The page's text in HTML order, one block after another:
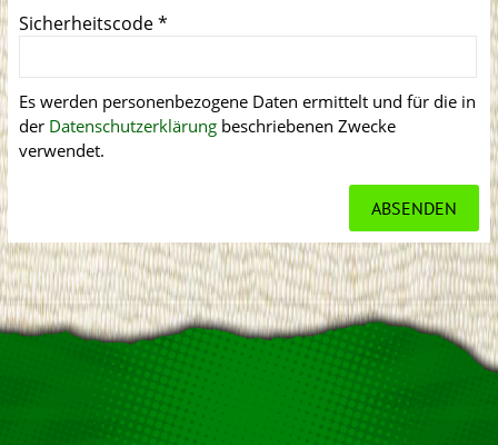
Sicherheitscode*
Es werden personenbezogene Daten ermittelt und für die in
der Datenschutzerklärungbeschriebenen Zwecke
verwendet.